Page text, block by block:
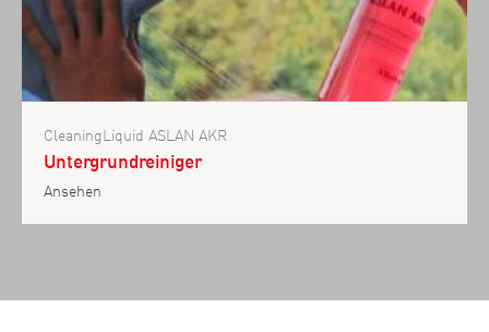
CleaningLiquid ASLAN AKR
Untergrundreiniger
Ansehen